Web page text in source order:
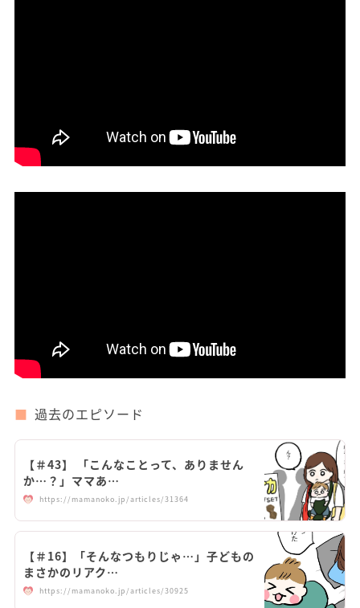
過去のエピソード
【＃43】 「こんなことって、ありません
か…？」ママあ…
https://mamanoko.jp/articles/31364
【＃16】「そんなつもりじゃ…」子どもの
まさかのリアク…
https://mamanoko.jp/articles/30925